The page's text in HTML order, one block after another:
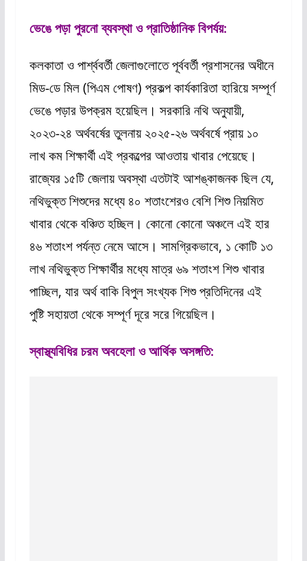
ভেঙে পড়া পুরনো ব্যবস্থা ও প্রাতিষ্ঠানিক বিপর্যয়:
কলকাতা ও পার্শ্ববর্তী জেলাগুলোতে পূর্ববর্তী প্রশাসনের অধীনে
মিড-ডে মিল (পিএম পোষণ) প্রকল্প কার্যকারিতা হারিয়ে সম্পূর্ণ
ভেঙে পড়ার উপক্রম হয়েছিল। সরকারি নথি অনুযায়ী,
২০২৩-২৪ অর্থবর্ষের তুলনায় ২০২৫-২৬ অর্থবর্ষে প্রায় ১০
লাখ কম শিক্ষার্থী এই প্রকল্পের আওতায় খাবার পেয়েছে।
রাজ্যের ১৫টি জেলায় অবস্থা এতটাই আশঙ্কাজনক ছিল যে,
নথিভুক্ত শিশুদের মধ্যে ৪০ শতাংশেরও বেশি শিশু নিয়মিত
খাবার থেকে বঞ্চিত হচ্ছিল। কোনো কোনো অঞ্চলে এই হার
৪৬ শতাংশ পর্যন্ত নেমে আসে। সামগ্রিকভাবে, ১ কোটি ১৩
লাখ নথিভুক্ত শিক্ষার্থীর মধ্যে মাত্র ৬৯ শতাংশ শিশু খাবার
পাচ্ছিল, যার অর্থ বাকি বিপুল সংখ্যক শিশু প্রতিদিনের এই
পুষ্টি সহায়তা থেকে সম্পূর্ণ দূরে সরে গিয়েছিল।
স্বাস্থ্যবিধির চরম অবহেলা ও আর্থিক অসঙ্গতি: